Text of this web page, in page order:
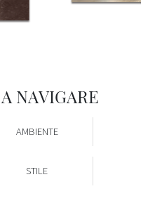
NAVIGARE
AMBIENTE
STILE